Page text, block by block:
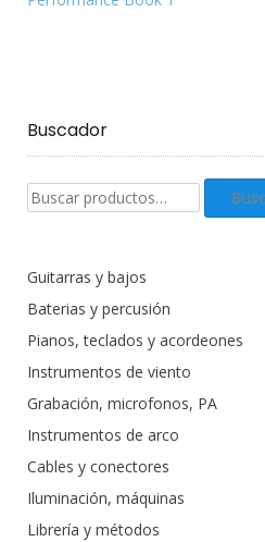
Buscador
Buscar
productos:
Guitarras y bajos
Baterias y percusión
Pianos, teclados y acordeones
Instrumentos de viento
Grabación, microfonos, PA
Instrumentos de arco
Cables y conectores
Iluminación, máquinas
Librería y métodos